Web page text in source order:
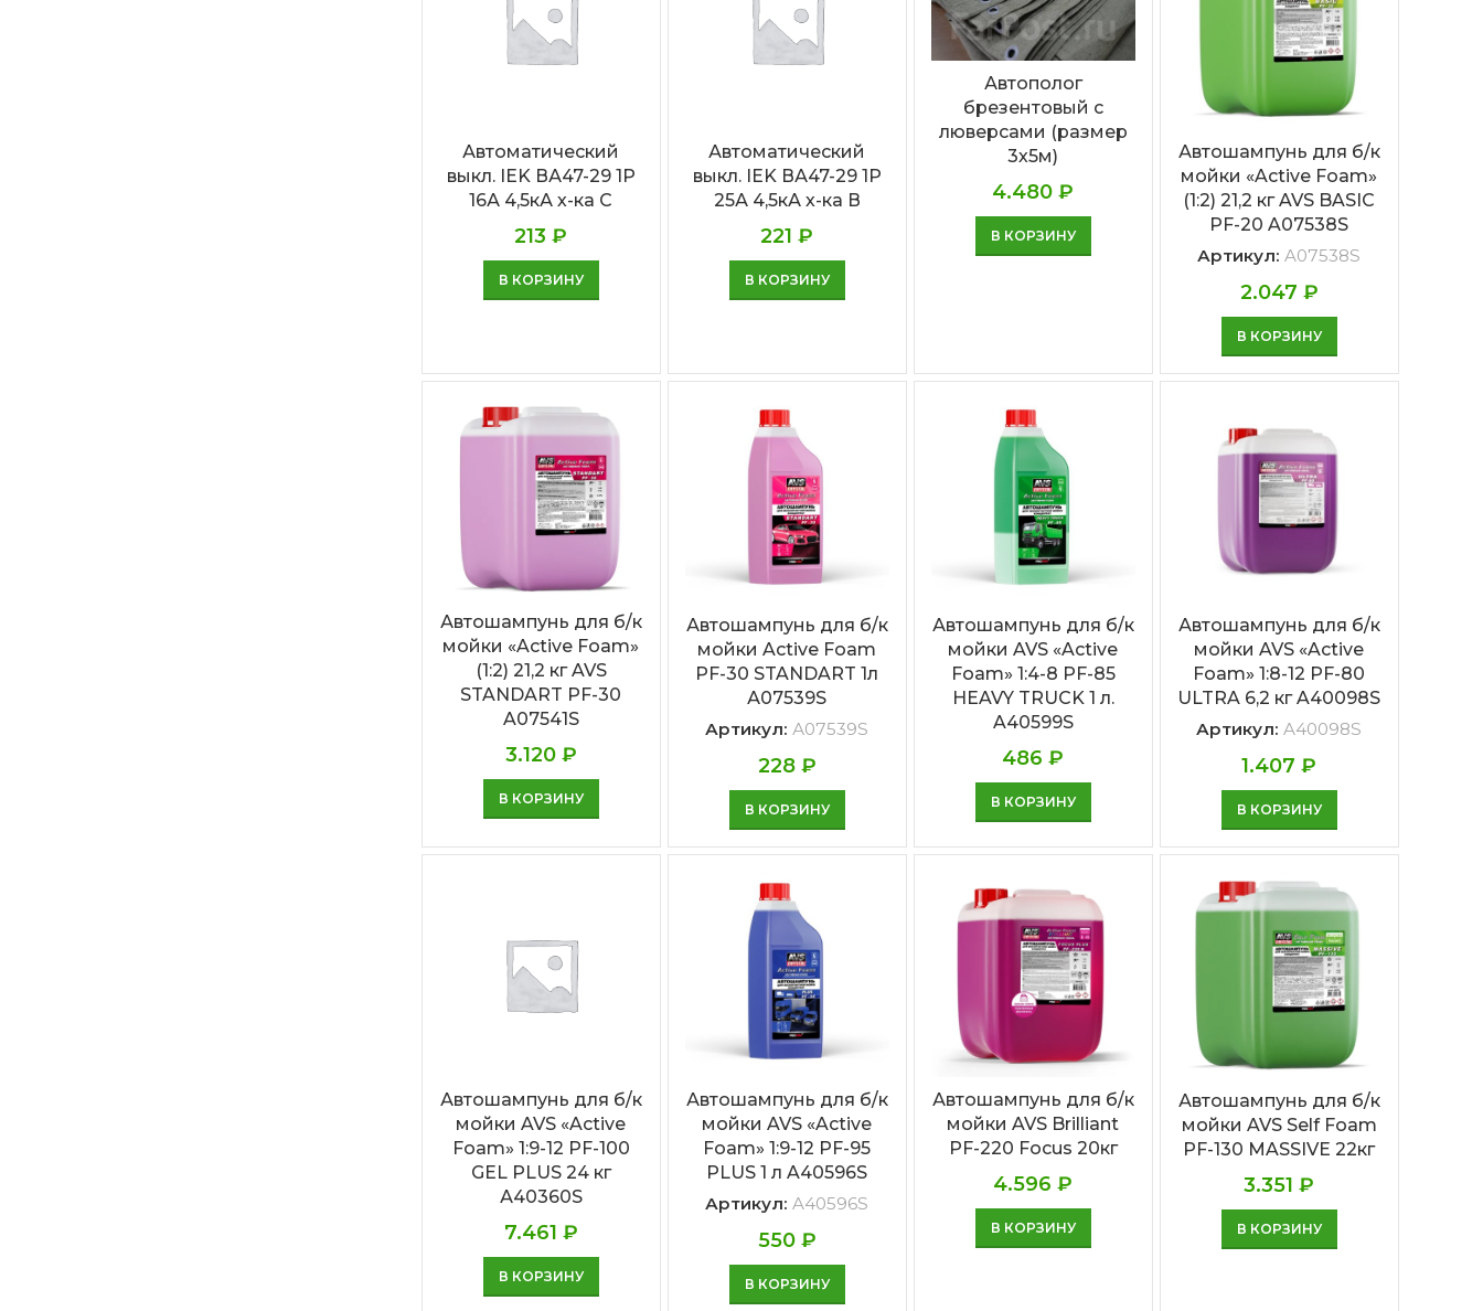
Автоматический
выкл. IEK ВА47-29 1P
16А 4,5кА х-ка С
213₽
В КОРЗИНУ
Автоматический
выкл. IEK ВА47-29 1P
25А 4,5кА х-ка В
221₽
В КОРЗИНУ
Автополог
брезентовый с
люверсами (размер
3х5м)
4.480₽
В КОРЗИНУ
Автошампунь для б/к
мойки «Active Foam»
(1:2) 21,2 кг AVS BASIC
PF-20 A07538S
Артикул:A07538S
2.047 ₽
В КОРЗИНУ
Автошампунь для б/к
мойки «Active Foam»
(1:2) 21,2 кг AVS
STANDART PF-30
A07541S
3.120 ₽
В КОРЗИНУ
Автошампунь для б/к
мойки Active Foam
PF-30 STANDART 1л
А07539S
Артикул:А07539S
228 ₽
В КОРЗИНУ
Автошампунь для б/к
мойки AVS «Active
Foam» 1:4-8 PF-85
HEAVY TRUCK 1 л.
A40599S
486₽
В КОРЗИНУ
Автошампунь для б/к
мойки AVS «Active
Foam» 1:8-12 PF-80
ULTRA 6,2 кг A40098S
Артикул:A40098S
1.407₽
В КОРЗИНУ
Автошампунь для б/к
мойки AVS «Active
Foam» 1:9-12 PF-100
GEL PLUS 24 кг
А40360S
7.461 ₽
В КОРЗИНУ
Автошампунь для б/к
мойки AVS «Active
Foam» 1:9-12 PF-95
PLUS 1 л A40596S
Артикул:A40596S
550 ₽
В КОРЗИНУ
Автошампунь для б/к
мойки AVS Brilliant
PF-220 Focus 20кг
4.596₽
В КОРЗИНУ
Автошампунь для б/к
мойки AVS Self Foam
PF-130 MASSIVE 22кг
3.351₽
В КОРЗИНУ